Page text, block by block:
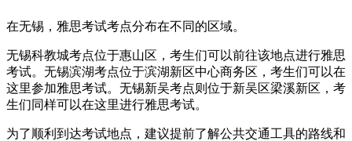
在无锡，雅思考试考点分布在不同的区域。
无锡科教城考点位于惠山区，考生们可以前往该地点进行雅思
考试。无锡滨湖考点位于滨湖新区中心商务区，考生们可以在
这里参加雅思考试。无锡新吴考点则位于新吴区梁溪新区，考
生们同样可以在这里进行雅思考试。
为了顺利到达考试地点，建议提前了解公共交通工具的路线和